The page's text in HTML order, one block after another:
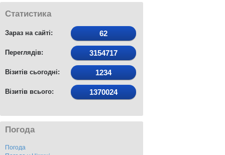
Статистика
Зараз на сайті: 62
Переглядів: 3154717
Візитів сьогодні: 1234
Візитів всього: 1370024
Погода
Погода